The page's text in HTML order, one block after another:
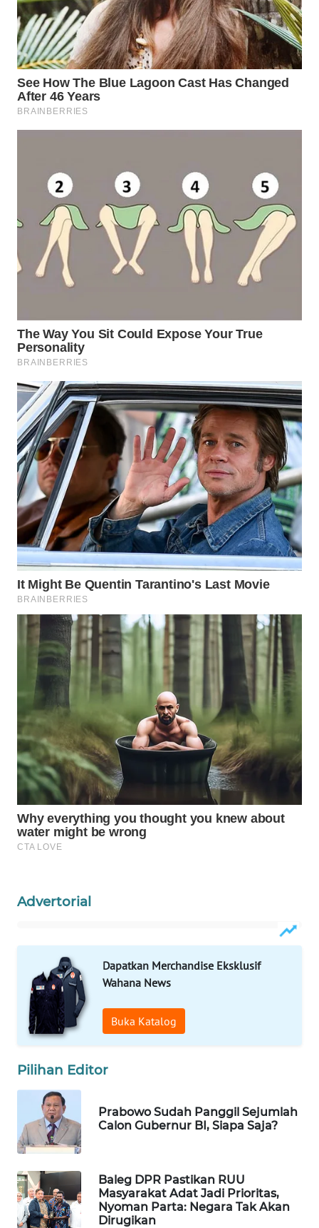
Advertorial
Dapatkan Merchandise Eksklusif
Wahana News
Buka Katalog
Pilihan Editor
Prabowo Sudah Panggil Sejumlah
Calon Gubernur BI, Siapa Saja?
Baleg DPR Pastikan RUU
Masyarakat Adat Jadi Prioritas,
Nyoman Parta: Negara Tak Akan
Dirugikan
WN
NATUNA
BINTAN
WN
WN
LIKUPANG
WN
LABUANBAJO
Wahana
Media
Group
WAHANA
NEWS
WAHANA
TANI
WAHANA
ADVOKAT
WAHANA
INFRASTRUKTUR
KONSUMEN
WAHANA
LISTRIK
WAHANA
TRAVEL
WAHANA
TV
WAHANANEWS
ID
WAHANA
SPORT
WAHANA
UMKM
SELEB
WAHANA
PERSONA
WAHANA
OTOMOTIF